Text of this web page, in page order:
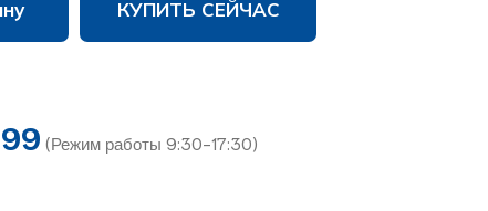
КУПИТЬ СЕЙЧАС
(Режим работы 9:30-17:30)